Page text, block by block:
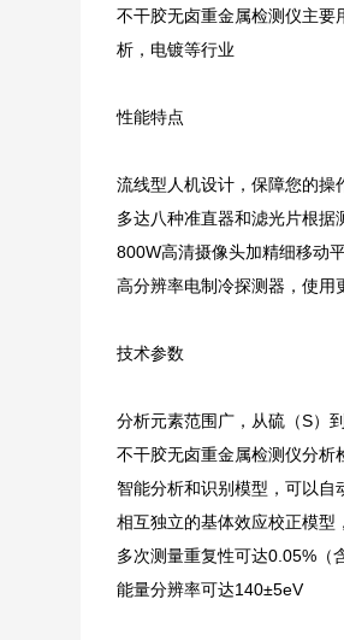
不干胶无卤重金属检测仪主
析，电镀等行业
性能特点
流线型人机设计，保障您的操
多达八种准直器和滤光片根
800W高清摄像头加精细移动
高分辨率电制冷探测器，使用
技术参数
分析元素范围广，从硫（S）
不干胶无卤重金属检测仪分
智能分析和识别模型，可以自
相互独立的基体效应校正模型
多次测量重复性可达0.05%（
能量分辨率可达140±5eV